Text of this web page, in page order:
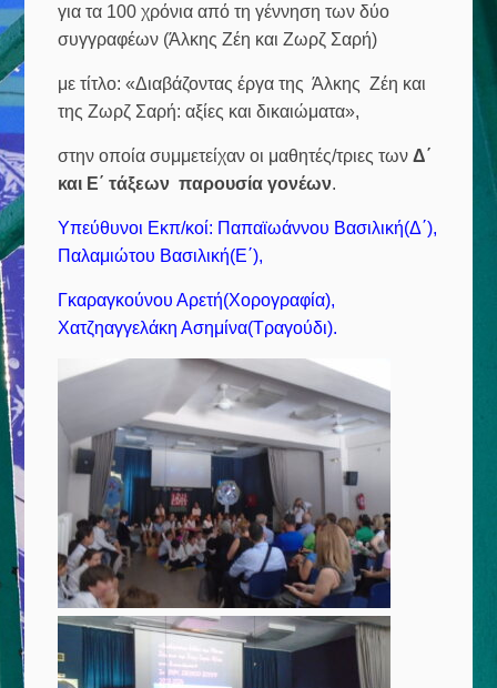
για τα 100 χρόνια από τη γέννηση των δύο
συγγραφέων (Άλκης Ζέη και Ζωρζ Σαρή)
με τίτλο: «Διαβάζοντας έργα της Άλκης Ζέη και
της Ζωρζ Σαρή: αξίες και δικαιώματα»,
στην οποία συμμετείχαν οι μαθητές/τριες τωνΔ΄
και Ε΄ τάξεων παρουσία γονέων.
Υπεύθυνοι Εκπ/κοί: Παπαϊωάννου Βασιλική(Δ΄),
Παλαμιώτου Βασιλική(Ε΄),
Γκαραγκούνου Αρετή(Χορογραφία),
Χατζηαγγελάκη Ασημίνα(Τραγούδι).